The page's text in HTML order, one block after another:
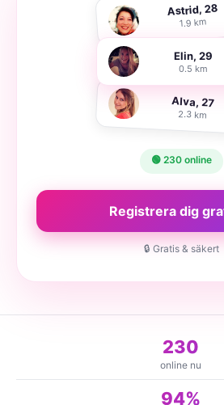
Astrid, 28
1.9 km
Elin, 29
0.5 km
Alva, 27
2.3 km
🟢 230 online
Registrera dig
🔒 Gratis & säkert
230
online nu
94%